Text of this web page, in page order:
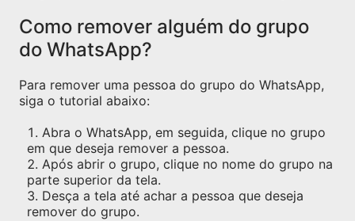
Como remover alguém do grupo
do WhatsApp?
Para remover uma pessoa do grupo do WhatsApp,
siga o tutorial abaixo:
Abra o WhatsApp, em seguida, clique no grupo
em que deseja remover a pessoa.
Após abrir o grupo, clique no nome do grupo na
parte superior da tela.
Desça a tela até achar a pessoa que deseja
remover do grupo.